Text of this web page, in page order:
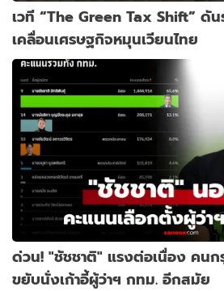
เวที “The Green Tax Shift” ดัน
เคลื่อนเศรษฐกิจหมุนเวียนไทย
ด่วน! "ชัชชาติ" แรงต่อเนื่อง คนก
ขยับนั่งเก้าอี้ผู้ว่าฯ กทม. อีกสมัย